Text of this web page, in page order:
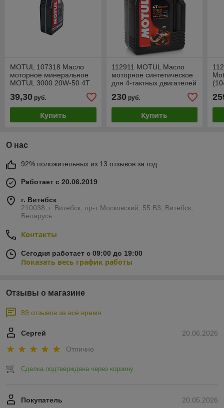
MOTUL 107318 Масло
моторное минеральное
MOTUL 3000 20W-50 4T
39,30 руб.
Купить
112911 MOTUL Масло
моторное синтетическое
для 4-тактных двигателей
мотоциклов 7100 20W-50
4T, 4L (104104)
230руб.
Купить
О нас
92% положительных из 13 отзывов за год
Работает с 20.06.2019
г. Витебск
210038, г. Витебск, пр-т Московский, 55 B3, Витебск,
Беларусь
Контакты
Сегодня работает с 09:00 до 19:00
Показать весь график работы
Отзывы о магазине
89 отзывов за всё время
20.06.2026
Сергей
Отлично
Сделка подтверждена через корзину
20.05.2026
Покупатель